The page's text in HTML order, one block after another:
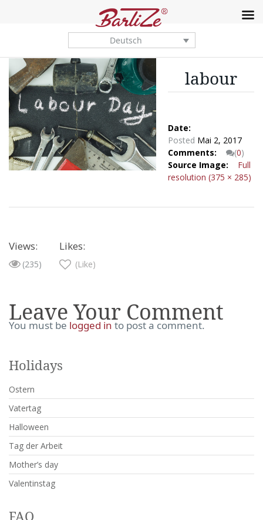
Deutsch
labour
Date:
Posted Mai 2, 2017
Comments:
(0)
Source Image:
Full
resolution (375 × 285)
Views:
(235)
Likes:
(Like)
Leave Your Comment
You must be logged in to post a comment.
Holidays
Ostern
Vatertag
Halloween
Tag der Arbeit
Mother’s day
Valentinstag
FAQ